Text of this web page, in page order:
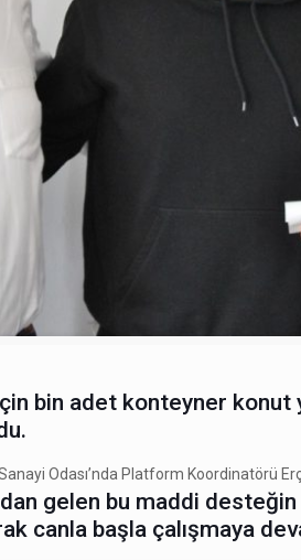
bin adet konteyner konut
Odası’nda Platform Koordinatörü
gelen bu maddi
canla başla çalışmaya